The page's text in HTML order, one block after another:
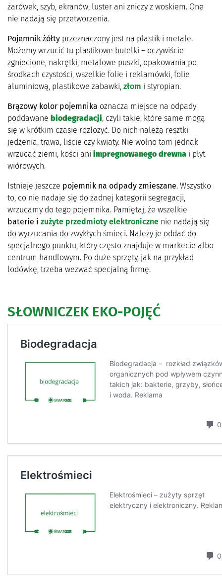
żarówek, szyb, ekranów, luster ani zniczy z woskiem. One
nie nadają się przetworzenia.
Pojemnik żółty przeznaczony jest na plastik i metale.
Możemy wrzucić tu plastikowe butelki – oczywiście
zgniecione, nakrętki, metalowe puszki, opakowania po
środkach czystości, wszelkie folie i reklamówki, folie
aluminiową, plastikowe zabawki, złom i styropian.
Brązowy kolor pojemnika oznacza miejsce na odpady
poddawane biodegradacji , czyli takie, które same mogą
się w krótkim czasie rozłożyć. Do nich należą resztki
jedzenia, trawa, liście czy kwiaty. Nie wolno tam jednak
wrzucać ziemi, kości ani impregnowanego drewna i płyt
wiórowych.
Istnieje jeszcze pojemnik na odpady zmieszane. Wszystko
to, co nie nadaje się do żadnej kategorii segregacji,
wrzucamy do tego pojemnika. Pamiętaj, że wszelkie
baterie i zużyte przedmioty elektroniczne nie nadają się
do wyrzucania do zwykłych śmieci. Należy je oddać do
specjalnego punktu, który często znajduje w markecie albo
centrum handlowym. Po duże sprzęty, jak na przykład
lodówkę, trzeba wezwać specjalną firmę.
SŁOWNICZEK EKO-POJĘĆ